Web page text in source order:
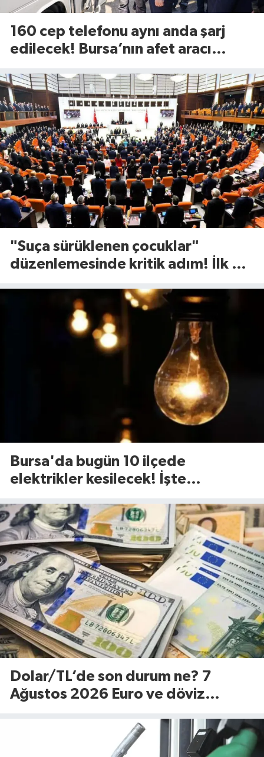
160 cep telefonu aynı anda şarj
edilecek! Bursa’nın afet aracı
"Suça sürüklenen çocuklar"
düzenlemesinde kritik adım! İlk 2
Bursa'da bugün 10 ilçede
elektrikler kesilecek! İşte
Cuma)
Dolar/TL’de son durum ne? 7
Ağustos 2026 Euro ve döviz